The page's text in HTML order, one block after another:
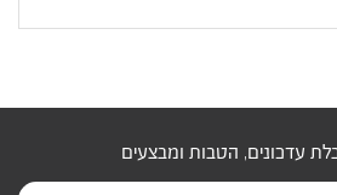
עדכונים, הטבות ומבצעים